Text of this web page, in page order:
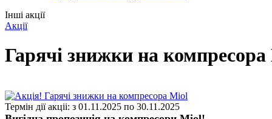
Інші акції
Акції
Гарячі знижки на
Термін дії акціі: з 01.11.2025 по 30.11.2025